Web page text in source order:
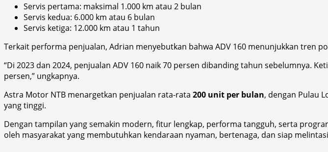
Servis pertama: maksimal 1.000 km atau 2 bulan
Servis kedua: 6.000 km atau 6 bulan
Servis ketiga: 12.000 km atau 1 tahun
Terkait performa penjualan, Adrian menyebutkan bahwa ADV 160 menunjukkan tren
“Di 2023 dan 2024, penjualan ADV 160 naik 70 persen dibanding tahun sebelumnya.
persen,” ungkapnya.
Astra Motor NTB menargetkan penjualan rata-rata 200 unit per bulan, dengan Pulau
yang tinggi.
Dengan tampilan yang semakin modern, fitur lengkap, performa tangguh, serta
oleh masyarakat yang membutuhkan kendaraan nyaman, bertenaga, dan siap